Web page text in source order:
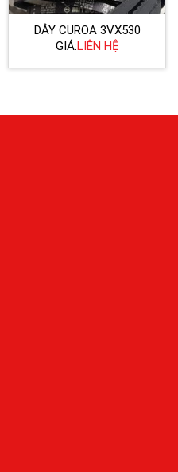
DÂY CUROA 3VX530
GIÁ:LIÊN HỆ